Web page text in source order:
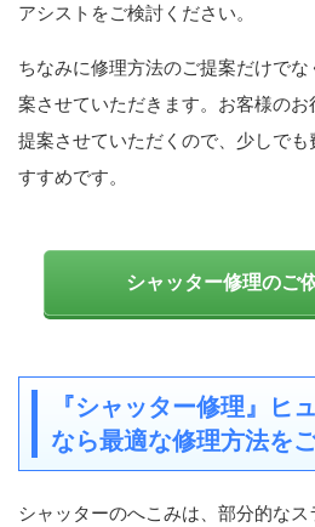
アシストをご検討ください。
ちなみに修理方法のご提案だけで
案させていただきます。お客様の
提案させていただくので、少しで
すすめです。
シャッター修理のご
『シャッター修理』ヒ
なら最適な修理方法を
シャッターのへこみは、部分的なス